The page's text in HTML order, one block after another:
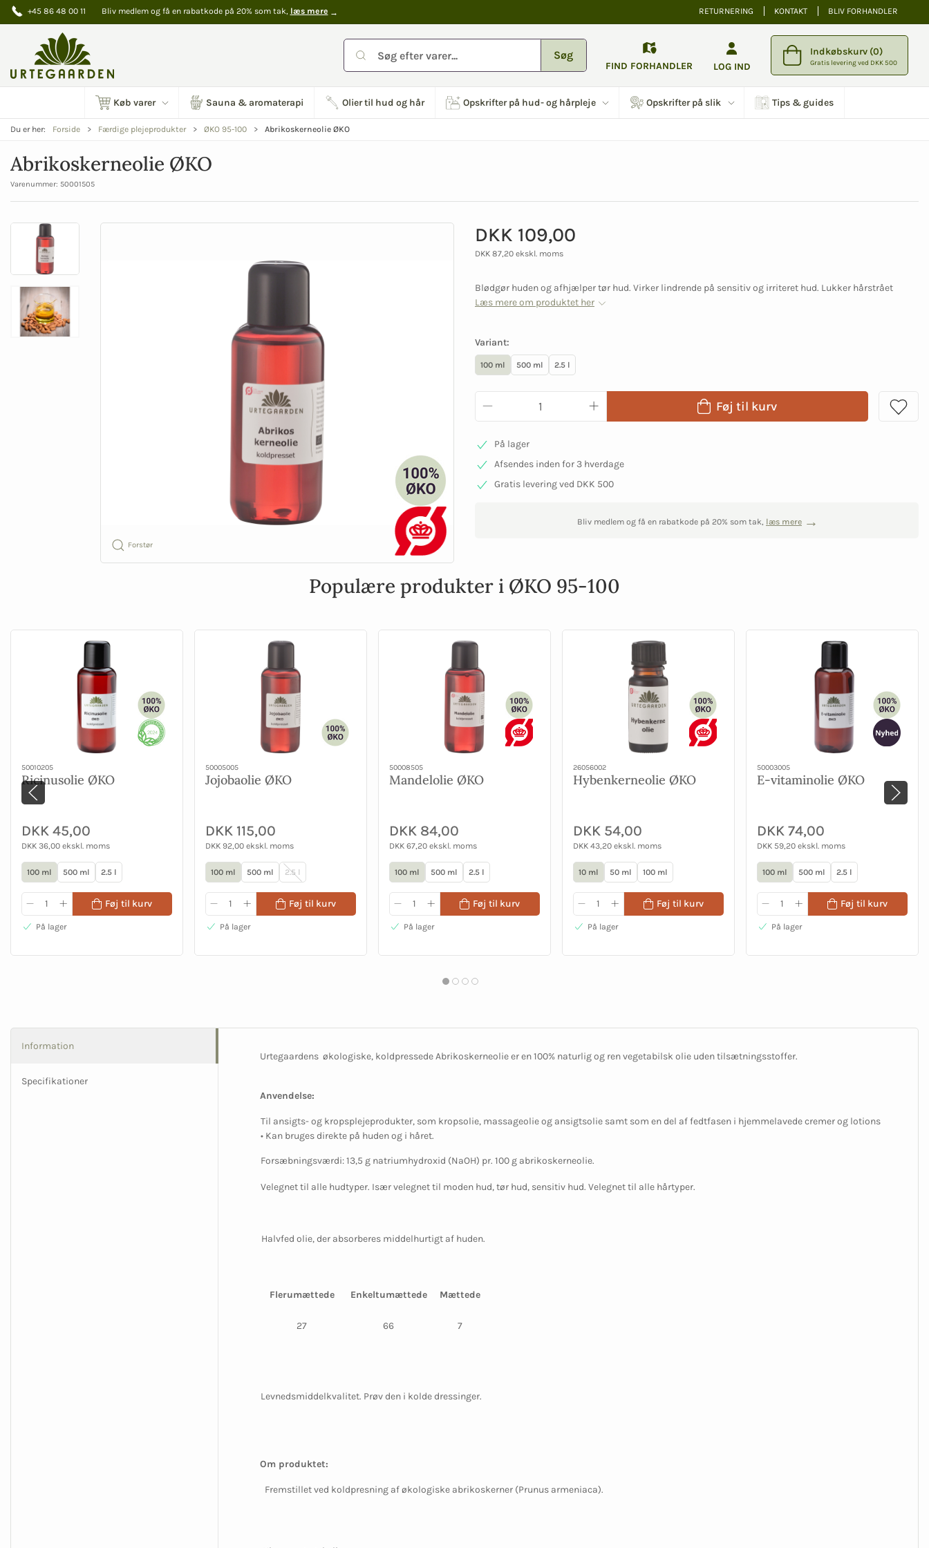
+45 86 48 00 11 Bliv medlem og få en rabatkode på 20% som tak, læs mere RETURNERING KONTAKT BLIV FORHANDLER
Søg
FIND FORHANDLER LOG IND
Indkøbskurv (0)
Gratis levering ved DKK 500
Køb varer Sauna & aromaterapi Olier til hud og hår Opskrifter på hud- og hårpleje Opskrifter på slik Tips & guides
Du er her: Forside Færdige plejeprodukter ØKO 95-100 Abrikoskerneolie ØKO
Abrikoskerneolie ØKO
Varenummer: 50001505
Forstør
DKK 109,00
DKK 87,20 ekskl. moms
Blødgør huden og afhjælper tør hud. Virker lindrende på sensitiv og irriteret hud. Lukker hårstrået
Læs mere om produktet her
Variant:
100 ml 500 ml 2.5 l
Føj til kurv
På lager
Afsendes inden for 3 hverdage
Gratis levering ved DKK 500
Bliv medlem og få en rabatkode på 20% som tak, læs mere
Populære produkter i ØKO 95-100
50010205
Ricinusolie ØKO
DKK 45,00
DKK 36,00 ekskl. moms
100 ml 500 ml 2.5 l
Føj til kurv
På lager
50005005
Jojobaolie ØKO
DKK 115,00
DKK 92,00 ekskl. moms
100 ml 500 ml 2.5 l
Føj til kurv
På lager
50008505
Mandelolie ØKO
DKK 84,00
DKK 67,20 ekskl. moms
100 ml 500 ml 2.5 l
Føj til kurv
På lager
26056002
Hybenkerneolie ØKO
DKK 54,00
DKK 43,20 ekskl. moms
10 ml 50 ml 100 ml
Føj til kurv
På lager
50003005
E-vitaminolie ØKO
DKK 74,00
DKK 59,20 ekskl. moms
100 ml 500 ml 2.5 l
Føj til kurv
På lager
Information
Specifikationer
Urtegaardens økologiske, koldpressede Abrikoskerneolie er en 100% naturlig og ren vegetabilsk olie uden tilsætningsstoffer.
Anvendelse:
Til ansigts- og kropsplejeprodukter, som kropsolie, massageolie og ansigtsolie samt som en del af fedtfasen i hjemmelavede cremer og lotions
• Kan bruges direkte på huden og i håret.
Forsæbningsværdi: 13,5 g natriumhydroxid (NaOH) pr. 100 g abrikoskerneolie.
Velegnet til alle hudtyper. Især velegnet til moden hud, tør hud, sensitiv hud. Velegnet til alle hårtyper.
Halvfed olie, der absorberes middelhurtigt af huden.
Flerumættede Enkeltumættede Mættede
27 66 7
Levnedsmiddelkvalitet. Prøv den i kolde dressinger.
Om produktet:
Fremstillet ved koldpresning af økologiske abrikoskerner (Prunus armeniaca).